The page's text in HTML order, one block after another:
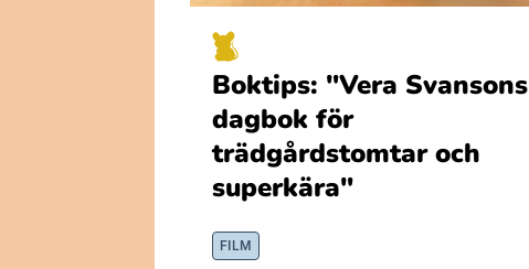
Boktips: "Vera Svansons
dagbok för
trädgårdstomtar och
superkära"
FILM